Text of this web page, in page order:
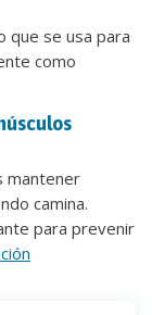
que se usa para
como
mantener
camina.
para prevenir